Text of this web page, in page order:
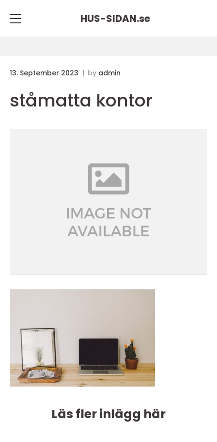
HUS-SIDAN.se
13. September 2023 by admin
ståmatta kontor
Läs fler inlägg här